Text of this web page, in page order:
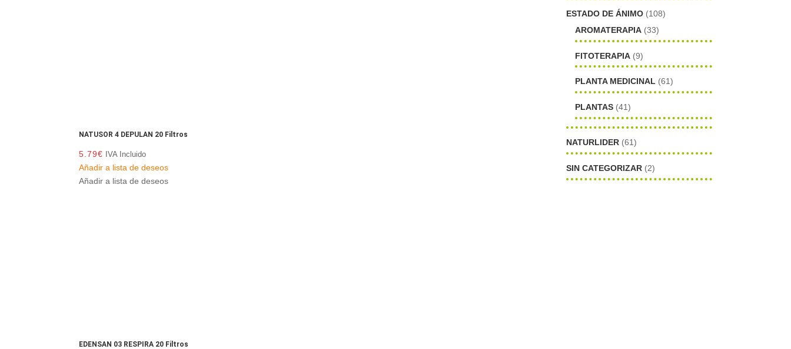
NATUSOR 4 DEPULAN 20 Filtros
5.79€ IVA Incluido
Añadir a lista de deseos
Añadir a lista de deseos
EDENSAN 03 RESPIRA 20 Filtros
ESTADO DE ÁNIMO (108)
AROMATERAPIA (33)
FITOTERAPIA (9)
PLANTA MEDICINAL (61)
PLANTAS (41)
NATURLIDER (61)
SIN CATEGORIZAR (2)